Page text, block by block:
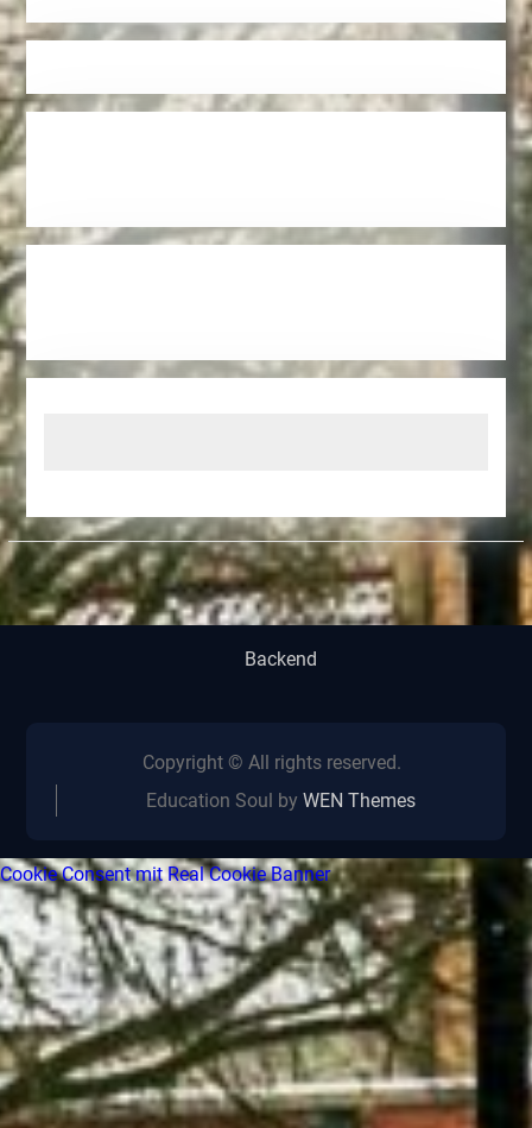
Backend
Copyright © All rights reserved.
Education Soul byWEN Themes
Cookie Consent mit Real Cookie Banner